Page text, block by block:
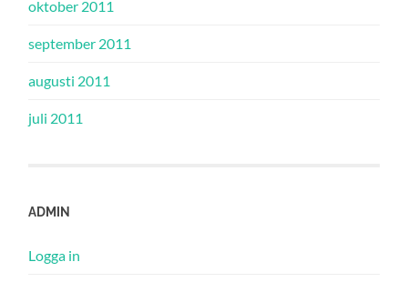
oktober 2011
september 2011
augusti 2011
juli 2011
ADMIN
Logga in